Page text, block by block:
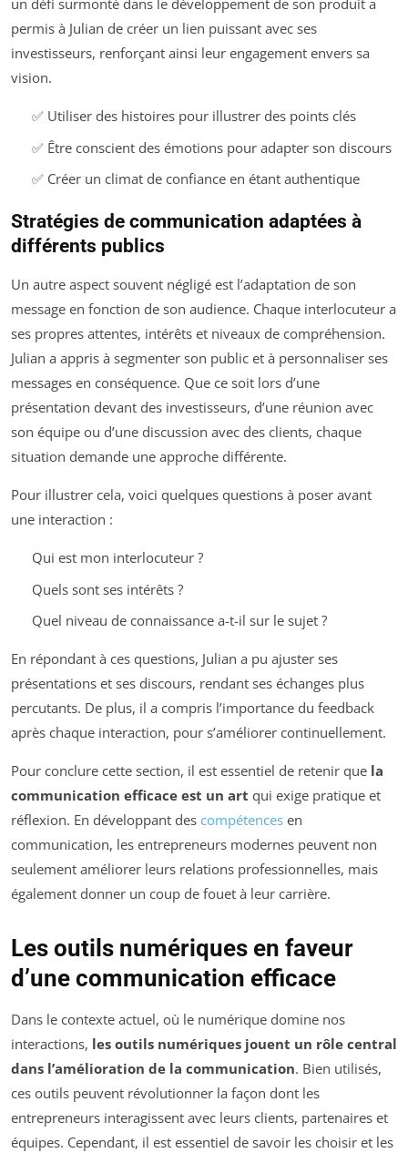
un défi surmonté dans le développement de son produit a
permis à Julian de créer un lien puissant avec ses
investisseurs, renforçant ainsi leur engagement envers sa
vision.
✅ Utiliser des histoires pour illustrer des points clés
✅ Être conscient des émotions pour adapter son discours
✅ Créer un climat de confiance en étant authentique
Stratégies de communication adaptées à
différents publics
Un autre aspect souvent négligé est l’adaptation de son
message en fonction de son audience. Chaque interlocuteur a
ses propres attentes, intérêts et niveaux de compréhension.
Julian a appris à segmenter son public et à personnaliser ses
messages en conséquence. Que ce soit lors d’une
présentation devant des investisseurs, d’une réunion avec
son équipe ou d’une discussion avec des clients, chaque
situation demande une approche différente.
Pour illustrer cela, voici quelques questions à poser avant
une interaction :
Qui est mon interlocuteur ?
Quels sont ses intérêts ?
Quel niveau de connaissance a-t-il sur le sujet ?
En répondant à ces questions, Julian a pu ajuster ses
présentations et ses discours, rendant ses échanges plus
percutants. De plus, il a compris l’importance du feedback
après chaque interaction, pour s’améliorer continuellement.
Pour conclure cette section, il est essentiel de retenir que la
communication efficace est un art qui exige pratique et
réflexion. En développant des compétences en
communication, les entrepreneurs modernes peuvent non
seulement améliorer leurs relations professionnelles, mais
également donner un coup de fouet à leur carrière.
Les outils numériques en faveur
d’une communication efficace
Dans le contexte actuel, où le numérique domine nos
interactions, les outils numériques jouent un rôle central
dans l’amélioration de la communication. Bien utilisés,
ces outils peuvent révolutionner la façon dont les
entrepreneurs interagissent avec leurs clients, partenaires et
équipes. Cependant, il est essentiel de savoir les choisir et les